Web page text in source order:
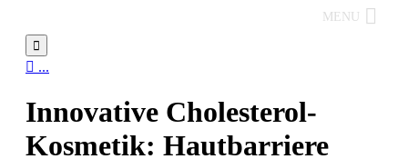
MENU

 ...
Innovative Cholesterol-
Kosmetik: Hautbarriere